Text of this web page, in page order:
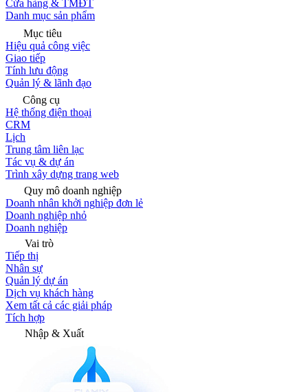
Cửa hàng & TMĐT
Danh mục sản phẩm
Mục tiêu
Hiệu quả công việc
Giao tiếp
Tính lưu động
Quản lý & lãnh đạo
Công cụ
Hệ thống điện thoại
CRM
Lịch
Trung tâm liên lạc
Tác vụ & dự án
Trình xây dựng trang web
Quy mô doanh nghiệp
Doanh nhân khởi nghiệp đơn lẻ
Doanh nghiệp nhỏ
Doanh nghiệp
Vai trò
Tiếp thị
Nhân sự
Quản lý dự án
Dịch vụ khách hàng
Xem tất cả các giải pháp
Tích hợp
Nhập & Xuất